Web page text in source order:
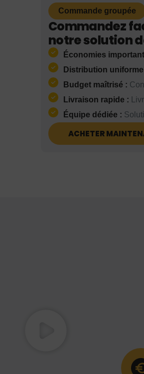
Commande groupée
Commandez
notre solution
Économies
Distribution
Budget maîtrisé :
Livraison rapide :
Équipe dédiée :
ACHETER